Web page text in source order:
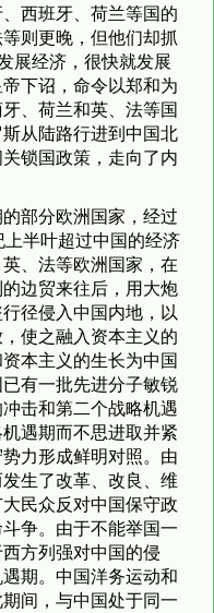
西班牙、荷兰等国的
则更晚，但他们却抓
展经济，很快就发展
下诏，命令以郑和为
、荷兰和英、法等国
从陆路行进到中国北
锁国政策，走向了内
部分欧洲国家，经过
半叶超过中国的经济
、法等欧洲国家，在
边贸来往后，用大炮
径侵入中国内地，以
使之融入资本主义的
本主义的生长为中国
有一批先进分子敏锐
击和第二个战略机遇
遇期而不思进取并紧
力形成鲜明对照。由
生了改革、改良、维
民众反对中国保守政
争。由于不能举国一
方列强对中国的侵
期。中国洋务运动和
间，与中国处于同一